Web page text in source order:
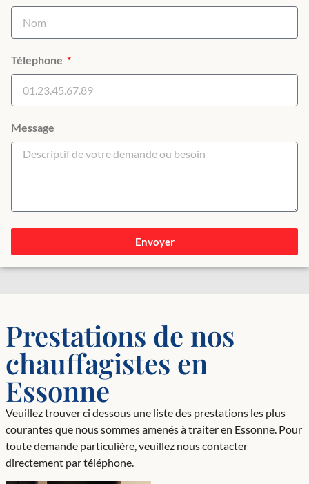
Télephone
Message
Envoyer
Prestations de nos
chauffagistes en
Essonne
Veuillez trouver ci dessous une liste des prestations les plus
courantes que nous sommes amenés à traiter en Essonne. Pour
toute demande particulière, veuillez nous contacter
directement par téléphone.